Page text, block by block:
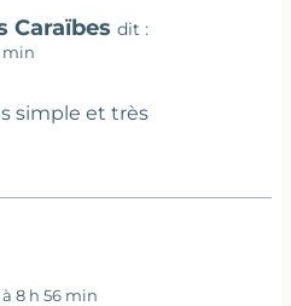
Caraïbes dit :
min
simple et très
8 h 56 min